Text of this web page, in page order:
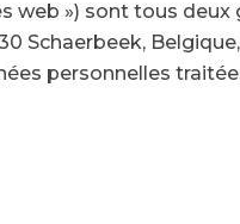
web ») sont tous deux
Schaerbeek,
personnelles